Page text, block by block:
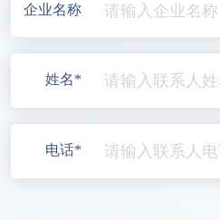
企业名称
姓名*
电话*